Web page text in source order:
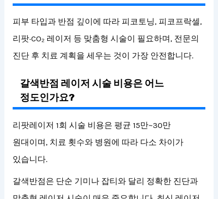
피부 타입과 반점 깊이에 따라 피코토닝, 피코프락셀,
리팟·CO₂ 레이저 등 맞춤형 시술이 필요하며, 전문의
진단 후 치료 계획을 세우는 것이 가장 안전합니다.
갈색반점 레이저 시술 비용은 어느
정도인가요?
리팟레이저 1회 시술 비용은 평균 15만~30만
원대이며, 치료 횟수와 병원에 따라 다소 차이가
있습니다.
갈색반점은 단순 기미나 잡티와 달리 정확한 진단과